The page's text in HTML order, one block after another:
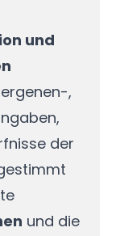
und
,
der
und die